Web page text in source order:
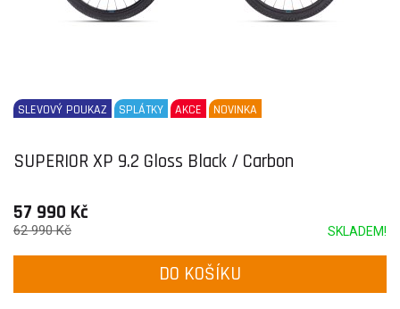
SLEVOVÝ POUKAZ SPLÁTKY AKCE NOVINKA
SUPERIOR XP 9.2 Gloss Black / Carbon
57 990 Kč
SKLADEM!
62 990 Kč
DO KOŠÍKU